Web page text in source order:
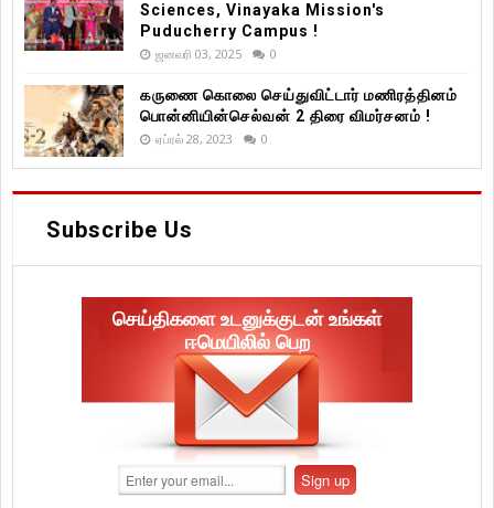
Sciences, Vinayaka Mission's
Puducherry Campus !
ஜனவரி 03, 2025 0
கருணை கொலை செய்துவிட்டார் மணிரத்தினம்
பொன்னியின்செல்வன் 2 திரை விமர்சனம் !
ஏப்ரல் 28, 2023 0
Subscribe Us
செய்திகளை உடனுக்குடன் உங்கள்
ஈமெயிலில் பெற